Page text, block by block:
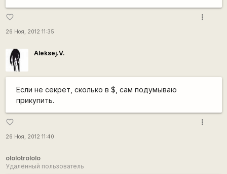
favorite_border
26 Ноя, 2012 11:35
more_vert
Aleksej.V.
Если не секрет, сколько в $, сам подумываю
прикупить.
favorite_border
26 Ноя, 2012 11:40
more_vert
ololotrololo
Удалённый пользователь